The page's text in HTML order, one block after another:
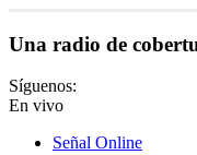
Una radio de
Síguenos:
En vivo
Señal Online